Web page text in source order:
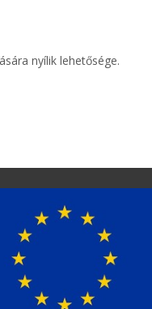
nyílik lehetősége.